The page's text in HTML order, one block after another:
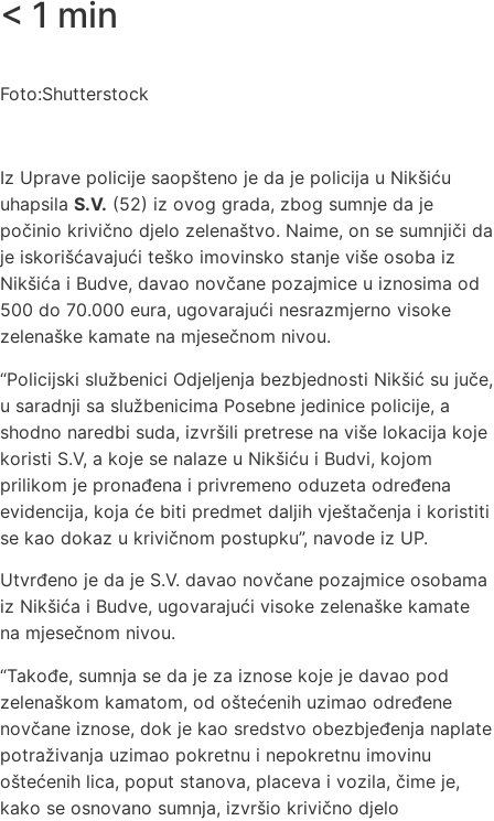
< 1 min
Foto:Shutterstock
Iz Uprave policije saopšteno je da je policija u Nikšiću
uhapsila S.V. (52) iz ovog grada, zbog sumnje da je
počinio krivično djelo zelenaštvo. Naime, on se sumnjiči da
je iskorišćavajući teško imovinsko stanje više osoba iz
Nikšića i Budve, davao novčane pozajmice u iznosima od
500 do 70.000 eura, ugovarajući nesrazmjerno visoke
zelenaške kamate na mjesečnom nivou.
“Policijski službenici Odjeljenja bezbjednosti Nikšić su juče,
u saradnji sa službenicima Posebne jedinice policije, a
shodno naredbi suda, izvršili pretrese na više lokacija koje
koristi S.V, a koje se nalaze u Nikšiću i Budvi, kojom
prilikom je pronađena i privremeno oduzeta određena
evidencija, koja će biti predmet daljih vještačenja i koristiti
se kao dokaz u krivičnom postupku”, navode iz UP.
Utvrđeno je da je S.V. davao novčane pozajmice osobama
iz Nikšića i Budve, ugovarajući visoke zelenaške kamate
na mjesečnom nivou.
“Takođe, sumnja se da je za iznose koje je davao pod
zelenaškom kamatom, od oštećenih uzimao određene
novčane iznose, dok je kao sredstvo obezbjeđenja naplate
potraživanja uzimao pokretnu i nepokretnu imovinu
oštećenih lica, poput stanova, placeva i vozila, čime je,
kako se osnovano sumnja, izvršio krivično djelo